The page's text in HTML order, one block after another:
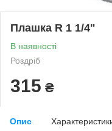
Плашка R 1 1/4"
В наявності
Роздріб
315 ₴
Опис